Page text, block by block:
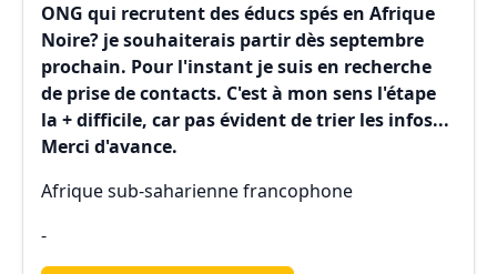
ONG qui recrutent des éducs spés en Afrique
Noire? je souhaiterais partir dès septembre
prochain. Pour l'instant je suis en recherche
de prise de contacts. C'est à mon sens l'étape
la + difficile, car pas évident de trier les infos...
Merci d'avance.
Afrique sub-saharienne francophone
-